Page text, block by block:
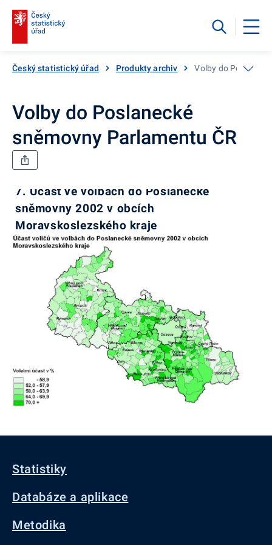
Český statistický úřad Produkty archiv Volby do
Volby do Poslanecké
sněmovny Parlamentu ČR
7. Účast ve volbách do Poslanecké
sněmovny 2002 v obcích
Moravskoslezského kraje
Statistiky
Databáze a aplikace
Metodika